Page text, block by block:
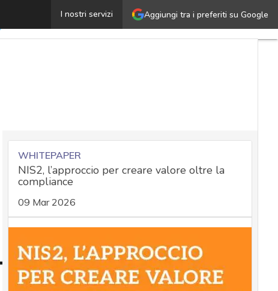
Aggiungi tra i preferiti su Google
I nostri servizi
NSO deve risarcire Meta: la sentenza che cambia il
WHITEPAPER
NIS2, l’approccio per creare valore oltre la
compliance
09 Mar 2026